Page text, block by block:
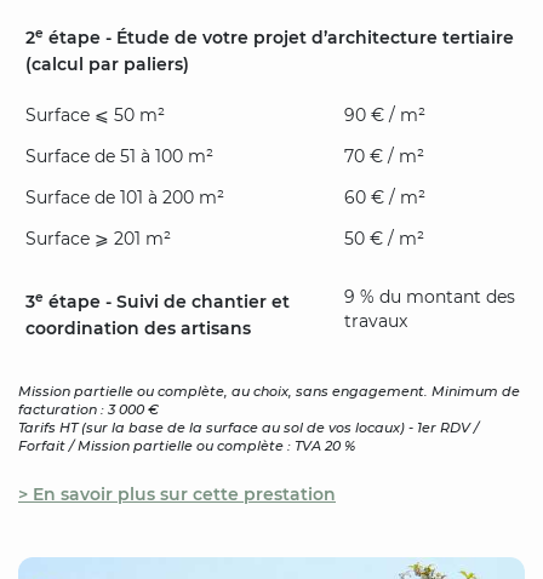
2e étape - Étude de votre projet d’architecture tertiaire
(calcul par paliers)
Surface ⩽ 50 m²
90 € / m²
Surface de 51 à 100 m²
70 € / m²
Surface de 101 à 200 m²
60 € / m²
Surface ⩾ 201 m²
50 € / m²
3e étape - Suivi de chantier et
coordination des artisans
9 % du montant des
travaux
Mission partielle ou complète, au choix, sans engagement. Minimum de
facturation : 3 000 €
Tarifs HT (sur la base de la surface au sol de vos locaux) - 1er RDV /
Forfait / Mission partielle ou complète : TVA 20 %
> En savoir plus sur cette prestation